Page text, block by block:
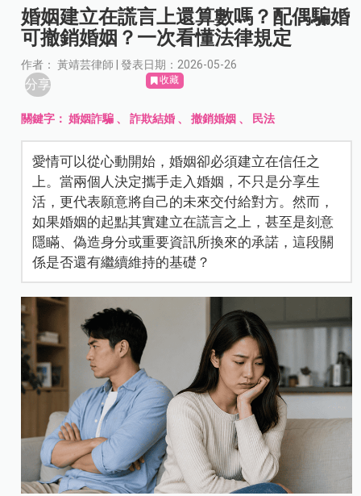
婚姻建立在謊言上還算數嗎？配偶騙婚
可撤銷婚姻？一次看懂法律規定
作者： 黃靖芸律師 | 發表日期：2026-05-26
分享 收藏
關鍵字：婚姻詐騙 、詐欺結婚 、撤銷婚姻 、 民法
愛情可以從心動開始，婚姻卻必須建立在信任之
上。當兩個人決定攜手走入婚姻，不只是分享生
活，更代表願意將自己的未來交付給對方。然而，
如果婚姻的起點其實建立在謊言之上，甚至是刻意
隱瞞、偽造身分或重要資訊所換來的承諾，這段關
係是否還有繼續維持的基礎？